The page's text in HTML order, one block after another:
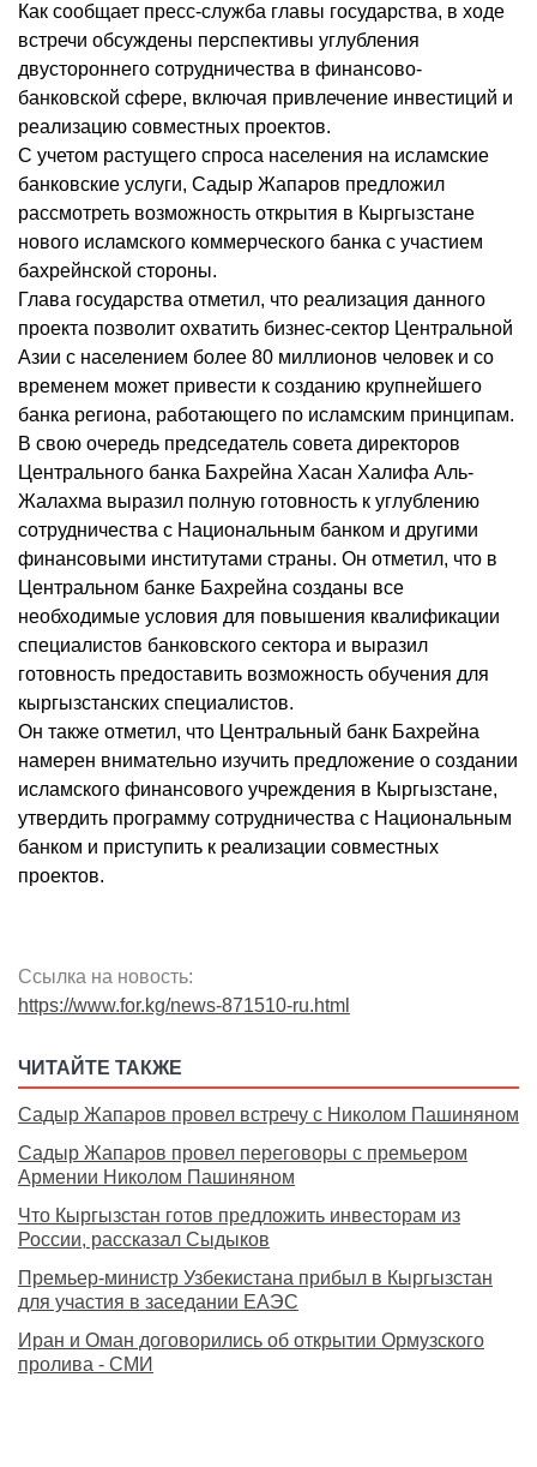
Как сообщает пресс-служба главы государства, в ходе
встречи обсуждены перспективы углубления
двустороннего сотрудничества в финансово-
банковской сфере, включая привлечение инвестиций и
реализацию совместных проектов.
С учетом растущего спроса населения на исламские
банковские услуги, Садыр Жапаров предложил
рассмотреть возможность открытия в Кыргызстане
нового исламского коммерческого банка с участием
бахрейнской стороны.
Глава государства отметил, что реализация данного
проекта позволит охватить бизнес-сектор Центральной
Азии с населением более 80 миллионов человек и со
временем может привести к созданию крупнейшего
банка региона, работающего по исламским принципам.
В свою очередь председатель совета директоров
Центрального банка Бахрейна Хасан Халифа Аль-
Жалахма выразил полную готовность к углублению
сотрудничества с Национальным банком и другими
финансовыми институтами страны. Он отметил, что в
Центральном банке Бахрейна созданы все
необходимые условия для повышения квалификации
специалистов банковского сектора и выразил
готовность предоставить возможность обучения для
кыргызстанских специалистов.
Он также отметил, что Центральный банк Бахрейна
намерен внимательно изучить предложение о создании
исламского финансового учреждения в Кыргызстане,
утвердить программу сотрудничества с Национальным
банком и приступить к реализации совместных
проектов.
Ссылка на новость:
https://www.for.kg/news-871510-ru.html
ЧИТАЙТЕ ТАКЖЕ
Садыр Жапаров провел встречу с Николом Пашиняном
Садыр Жапаров провел переговоры с премьером
Армении Николом Пашиняном
Что Кыргызстан готов предложить инвесторам из
России, рассказал Сыдыков
Премьер-министр Узбекистана прибыл в Кыргызстан
для участия в заседании ЕАЭС
Иран и Оман договорились об открытии Ормузского
пролива - СМИ